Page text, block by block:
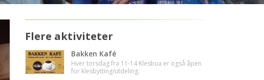
Flere aktiviteter
Bakken Kafé
Hver torsdag fra 11-14 Klesbua er også åpen
for klesbytting/utdeling.